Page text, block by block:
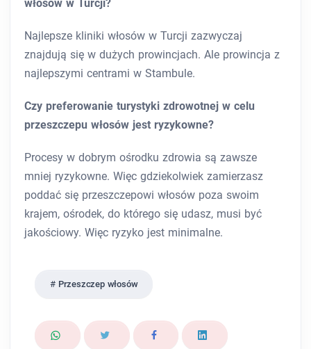
włosów w Turcji?
Najlepsze kliniki włosów w Turcji zazwyczaj
znajdują się w dużych prowincjach. Ale prowincja z
najlepszymi centrami w Stambule.
Czy preferowanie turystyki zdrowotnej w celu
przeszczepu włosów jest ryzykowne?
Procesy w dobrym ośrodku zdrowia są zawsze
mniej ryzykowne. Więc gdziekolwiek zamierzasz
poddać się przeszczepowi włosów poza swoim
krajem, ośrodek, do którego się udasz, musi być
jakościowy. Więc ryzyko jest minimalne.
Przeszczep włosów